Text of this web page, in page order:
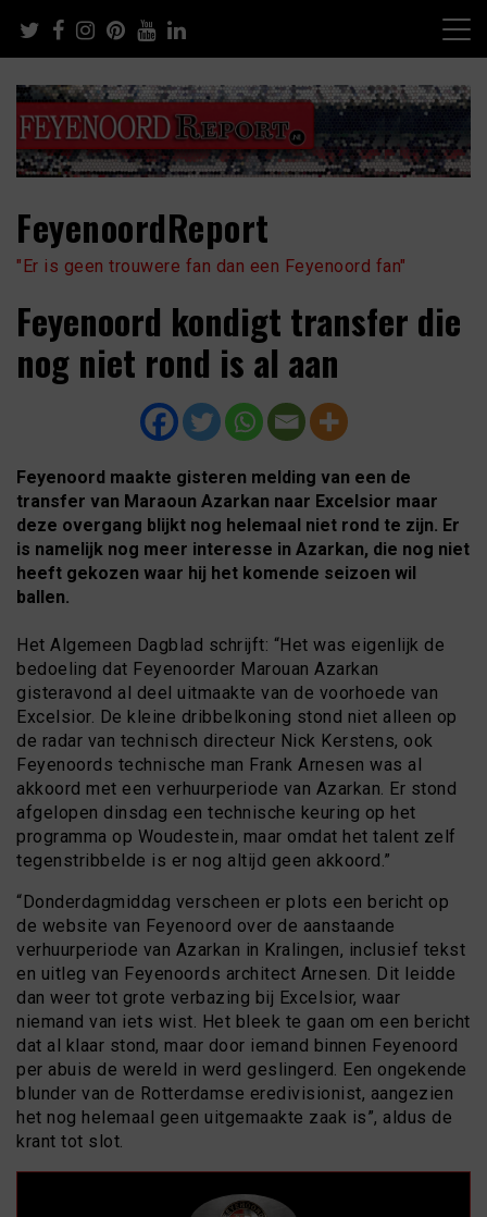
content
FeyenoordReport
"Er is geen trouwere fan dan een Feyenoord fan"
Feyenoord kondigt transfer die
nog niet rond is al aan
Feyenoord maakte gisteren melding van een de
transfer van Maraoun Azarkan naar Excelsior maar
deze overgang blijkt nog helemaal niet rond te zijn. Er
is namelijk nog meer interesse in Azarkan, die nog niet
heeft gekozen waar hij het komende seizoen wil
ballen.
Het Algemeen Dagblad schrijft: “Het was eigenlijk de
bedoeling dat Feyenoorder Marouan Azarkan
gisteravond al deel uitmaakte van de voorhoede van
Excelsior. De kleine dribbelkoning stond niet alleen op
de radar van technisch directeur Nick Kerstens, ook
Feyenoords technische man Frank Arnesen was al
akkoord met een verhuurperiode van Azarkan. Er stond
afgelopen dinsdag een technische keuring op het
programma op Woudestein, maar omdat het talent zelf
tegenstribbelde is er nog altijd geen akkoord.”
“Donderdagmiddag verscheen er plots een bericht op
de website van Feyenoord over de aanstaande
verhuurperiode van Azarkan in Kralingen, inclusief tekst
en uitleg van Feyenoords architect Arnesen. Dit leidde
dan weer tot grote verbazing bij Excelsior, waar
niemand van iets wist. Het bleek te gaan om een bericht
dat al klaar stond, maar door iemand binnen Feyenoord
per abuis de wereld in werd geslingerd. Een ongekende
blunder van de Rotterdamse eredivisionist, aangezien
het nog helemaal geen uitgemaakte zaak is”, aldus de
krant tot slot.